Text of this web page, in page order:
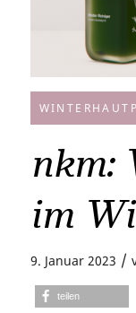
nkm:
im
9. Januar 2023 /
teilen